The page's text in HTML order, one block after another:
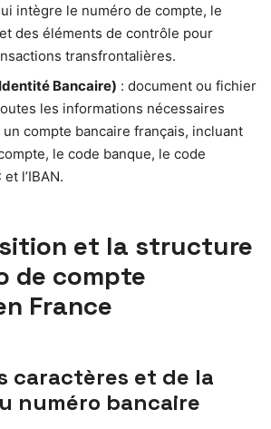
intègre le numéro de compte, le
des éléments de contrôle pour
transfrontalières.
Bancaire) : document ou fichier
les informations nécessaires
compte bancaire français, incluant
le code banque, le code
l’IBAN.
et la structure
de compte
France
caractères et de la
numéro bancaire